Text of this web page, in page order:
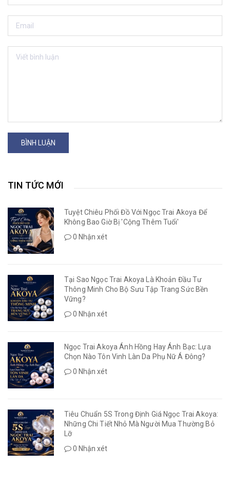
BÌNH LUẬN
TIN TỨC MỚI
Tuyệt Chiêu Phối Đồ Với Ngọc Trai Akoya Để
Không Bao Giờ Bị 'Cộng Thêm Tuổi'
0 Nhận xét
Tại Sao Ngọc Trai Akoya Là Khoản Đầu Tư
Thông Minh Cho Bộ Sưu Tập Trang Sức Bền
Vững?
0 Nhận xét
Ngọc Trai Akoya Ánh Hồng Hay Ánh Bạc: Lựa
Chọn Nào Tôn Vinh Làn Da Phụ Nữ Á Đông?
0 Nhận xét
Tiêu Chuẩn 5S Trong Định Giá Ngọc Trai Akoya:
Những Chi Tiết Nhỏ Mà Người Mua Thường Bỏ
Lỡ
0 Nhận xét